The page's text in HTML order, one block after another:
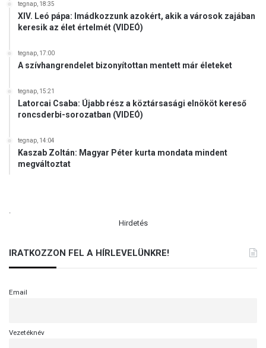
tegnap, 18:35
XIV. Leó pápa: Imádkozzunk azokért, akik a városok zajában
keresik az élet értelmét (VIDEÓ)
tegnap, 17:00
A szívhangrendelet bizonyítottan mentett már életeket
tegnap, 15:21
Latorcai Csaba: Újabb rész a köztársasági elnököt kereső
roncsderbi-sorozatban (VIDEÓ)
tegnap, 14:04
Kaszab Zoltán: Magyar Péter kurta mondata mindent
megváltoztat
.
Hirdetés
IRATKOZZON FEL A HÍRLEVELÜNKRE!
Email
Vezetéknév